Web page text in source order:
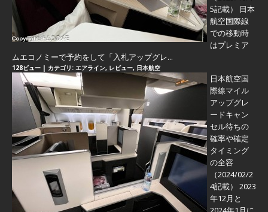
5記載） 日本
航空国際線
での移動時
はプレミア
ムエコノミーで予約をして「入札アップグレ...
128ビュー | カテゴリ: エアライン, レビュー, 日本航空
日本航空国
際線マイル
アップグレ
ードキャン
セル待ちの
確率や確定
タイミング
の全容
（2024/02/2
4記載） 2023
年12月と